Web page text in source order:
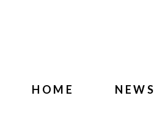
HOME NEWS